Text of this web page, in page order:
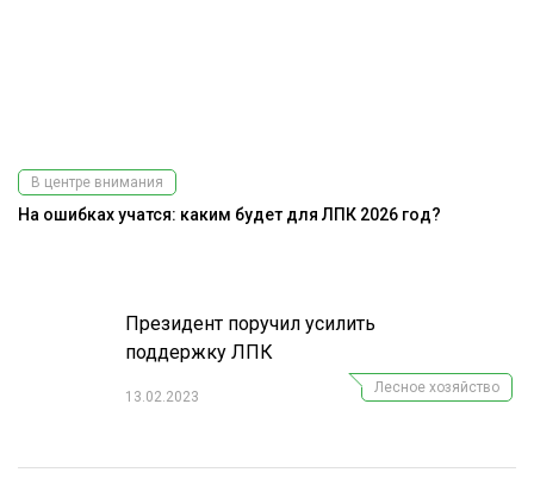
Президент поручил усилить
поддержку ЛПК
13.02.2023
Лесное хозяйство
В центре внимания
На ошибках учатся: каким будет для ЛПК 2026 год?